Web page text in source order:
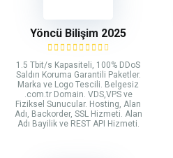
Yöncü Bilişim 2025
1.5 Tbit/s Kapasiteli, 100% DDoS
Saldırı Koruma Garantili Paketler.
Marka ve Logo Tescili. Belgesiz
.com.tr Domain. VDS,VPS ve
Fiziksel Sunucular. Hosting, Alan
Adı, Backorder, SSL Hizmeti. Alan
Adı Bayilik ve REST API Hizmeti.